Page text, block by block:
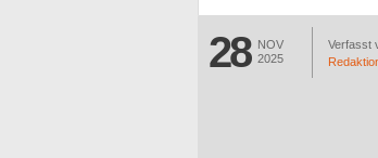
28
NOV
2025
Verfasst